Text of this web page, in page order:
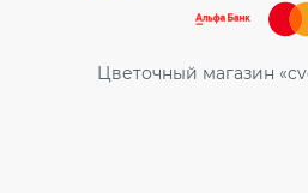
Цветочный магазин